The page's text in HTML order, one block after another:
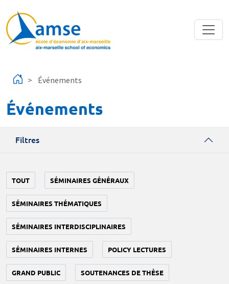
Événements
Événements
Filtres
TOUT SÉMINAIRES GÉNÉRAUX
SÉMINAIRES THÉMATIQUES
SÉMINAIRES INTERDISCIPLINAIRES
SÉMINAIRES INTERNES POLICY LECTURES
GRAND PUBLIC SOUTENANCES DE THÈSE